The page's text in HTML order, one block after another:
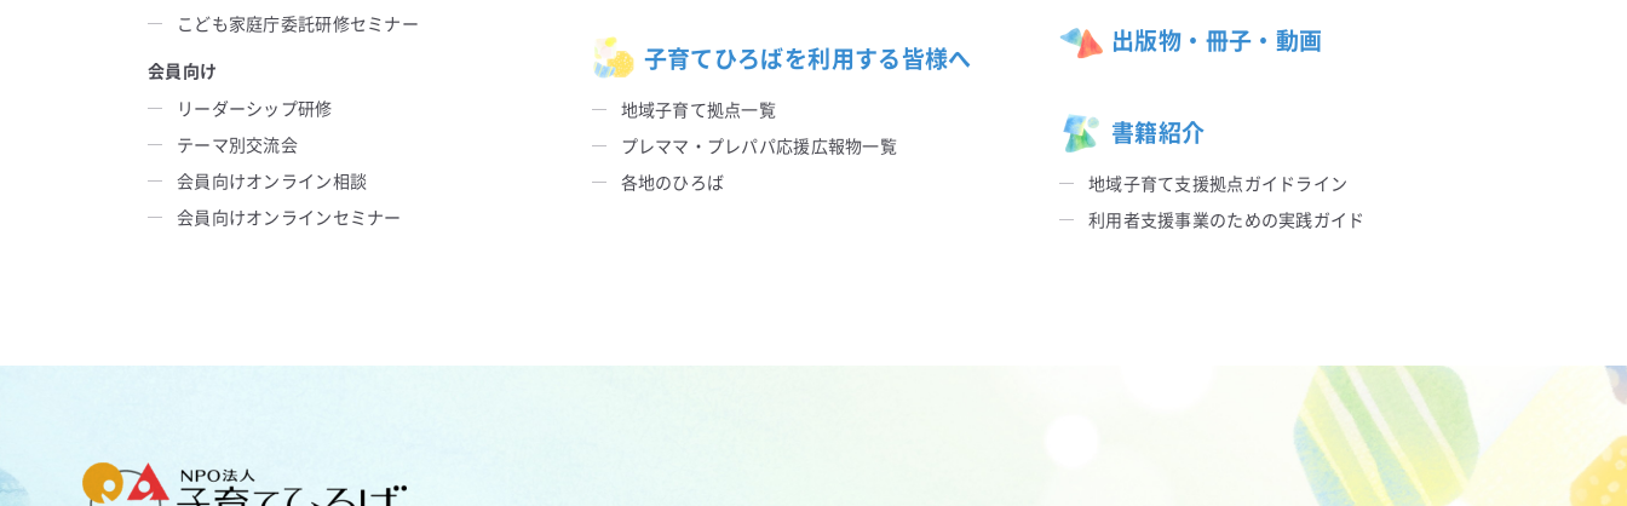
こども家庭庁委託研修セミナー
会員向け
リーダーシップ研修
テーマ別交流会
会員向けオンライン相談
会員向けオンラインセミナー
子育てひろばを利用する皆様へ
地域子育て拠点一覧
プレママ・プレパパ応援広報物一覧
各地のひろば
出版物・冊子・動画
書籍紹介
地域子育て支援拠点ガイドライン
利用者支援事業のための実践ガイド